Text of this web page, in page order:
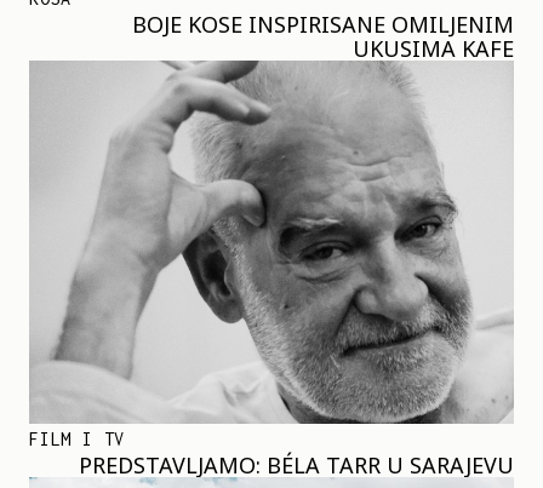
BOJE KOSE INSPIRISANE OMILJENIM
UKUSIMA KAFE
FILM I TV
PREDSTAVLJAMO: BÉLA TARR U SARAJEVU